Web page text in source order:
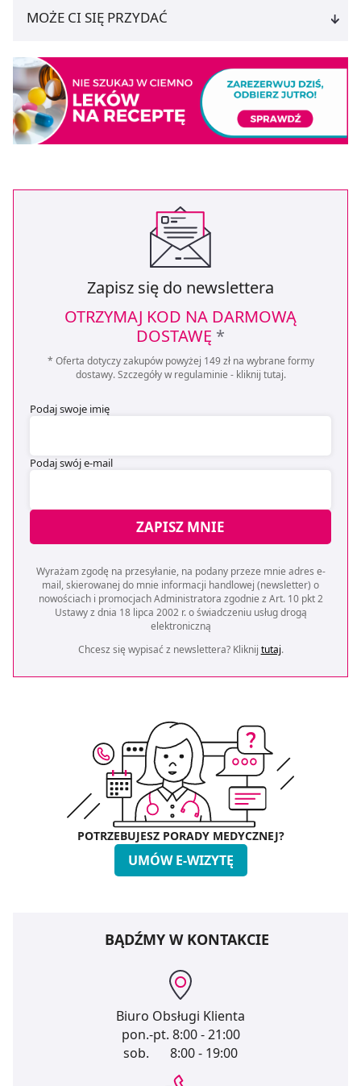
MOŻE CI SIĘ PRZYDAĆ
Zapisz się do newslettera
OTRZYMAJ KOD NA DARMOWĄ
DOSTAWĘ *
* Oferta dotyczy zakupów powyżej 149 zł na wybrane formy
dostawy. Szczegóły w regulaminie - kliknij tutaj.
Podaj swoje imię
Podaj swój e-mail
ZAPISZ MNIE
Wyrażam zgodę na przesyłanie, na podany przeze mnie adres e-
mail, skierowanej do mnie informacji handlowej (newsletter) o
nowościach i promocjach Administratora zgodnie z Art. 10 pkt 2
Ustawy z dnia 18 lipca 2002 r. o świadczeniu usług drogą
elektroniczną
Chcesz się wypisać z newslettera? Kliknij tutaj.
POTRZEBUJESZ PORADY MEDYCZNEJ?
UMÓW E-WIZYTĘ
BĄDŹMY W KONTAKCIE
Biuro Obsługi Klienta
pon.-pt. 8:00 - 21:00
sob.
8:00 - 19:00